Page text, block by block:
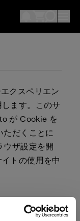
クスペリエン
ます。このサ
が Cookie を
ただくことに
ウザ設定を開
トの使用を中
ます。ブラウ